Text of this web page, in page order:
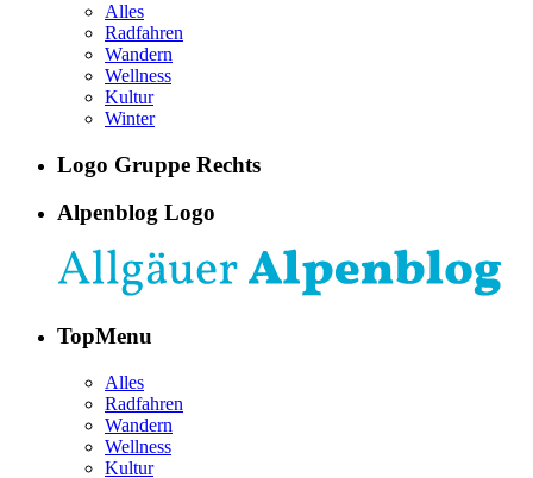
Alles
Radfahren
Wandern
Wellness
Kultur
Winter
Logo Gruppe Rechts
Alpenblog Logo
TopMenu
Alles
Radfahren
Wandern
Wellness
Kultur